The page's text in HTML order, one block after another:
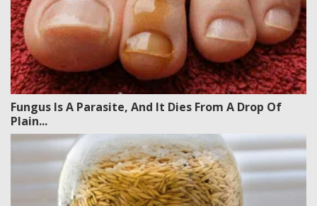
Fungus Is A Parasite, And It Dies From A Drop Of
Plain...